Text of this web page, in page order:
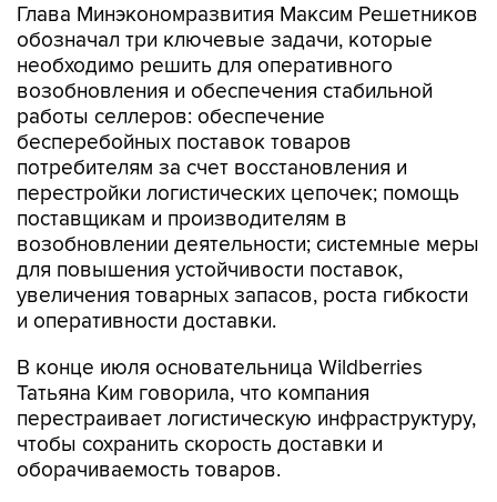
Глава Минэкономразвития Максим Решетников
обозначал три ключевые задачи, которые
необходимо решить для оперативного
возобновления и обеспечения стабильной
работы селлеров: обеспечение
бесперебойных поставок товаров
потребителям за счет восстановления и
перестройки логистических цепочек; помощь
поставщикам и производителям в
возобновлении деятельности; системные меры
для повышения устойчивости поставок,
увеличения товарных запасов, роста гибкости
и оперативности доставки.
В конце июля основательница Wildberries
Татьяна Ким говорила, что компания
перестраивает логистическую инфраструктуру,
чтобы сохранить скорость доставки и
оборачиваемость товаров.